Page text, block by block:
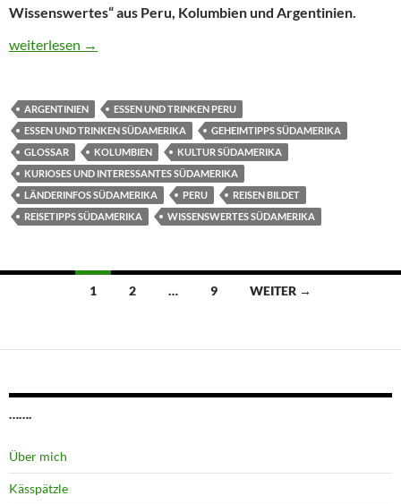
Wissenswertes“ aus Peru, Kolumbien und Argentinien.
Besonderheiten, Kuriositäten, Wissenswertes und kulturelle
weiterlesen →
ARGENTINIEN
ESSEN UND TRINKEN PERU
ESSEN UND TRINKEN SÜDAMERIKA
GEHEIMTIPPS SÜDAMERIKA
GLOSSAR
KOLUMBIEN
KULTUR SÜDAMERIKA
KURIOSES UND INTERESSANTES SÜDAMERIKA
LÄNDERINFOS SÜDAMERIKA
PERU
REISEN BILDET
REISETIPPS SÜDAMERIKA
WISSENSWERTES SÜDAMERIKA
Beitragsnavigation
1 2 … 9 WEITER →
…….
Über mich
Kässpätzle